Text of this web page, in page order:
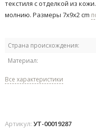
текстиля с отделкой из
молнию. Размеры 7x9x2 cm
Страна происхождения:
Материал:
Все характеристики
Артикул: УТ-00019287